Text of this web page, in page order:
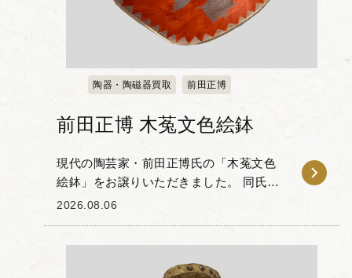
陶器・陶磁器買取 前田正博
前田正博 木菟文色絵鉢
現代の陶芸家・前田正博氏の「木菟文色
絵鉢」をお譲りいただきました。 同氏
は、色絵とグラフィカルな現代的意匠を
2026.08.06